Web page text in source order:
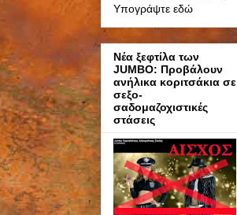
Υπογράψτε εδώ
Νέα ξεφτίλα των
JUMBO: Προβάλουν
ανήλικα κοριτσάκια σε
σεξο-
σαδομαζοχιστικές
στάσεις